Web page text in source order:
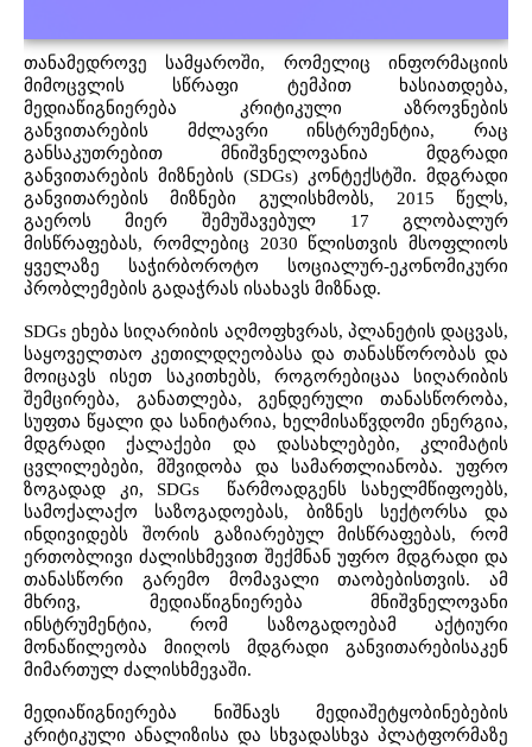
თანამედროვე სამყაროში, რომელიც ინფორმაციის
მიმოცვლის სწრაფი ტემპით ხასიათდება,
მედიაწიგნიერება კრიტიკული აზროვნების
განვითარების მძლავრი ინსტრუმენტია, რაც
განსაკუთრებით მნიშვნელოვანია მდგრადი
განვითარების მიზნების (SDGs) კონტექსტში. მდგრადი
განვითარების მიზნები გულისხმობს, 2015 წელს,
გაეროს მიერ შემუშავებულ 17 გლობალურ
მისწრაფებას, რომლებიც 2030 წლისთვის მსოფლიოს
ყველაზე საჭირბოროტო სოციალურ-ეკონომიკური
პრობლემების გადაჭრას ისახავს მიზნად.
SDGs ეხება სიღარიბის აღმოფხვრას, პლანეტის დაცვას,
საყოველთაო კეთილდღეობასა და თანასწორობას და
მოიცავს ისეთ საკითხებს,
როგორებიცაა სიღარიბის
შემცირება, განათლება, გენდერული თანასწორობა,
სუფთა წყალი და სანიტარია, ხელმისაწვდომი ენერგია,
მდგრადი ქალაქები და დასახლებები, კლიმატის
ცვლილებები, მშვიდობა და სამართლიანობა. უფრო
ზოგადად კი, SDGs წარმოადგენს სახელმწიფოებს,
სამოქალაქო საზოგადოებას, ბიზნეს სექტორსა და
ინდივიდებს შორის გაზიარებულ მისწრაფებას, რომ
ერთობლივი ძალისხმევით შექმნან უფრო მდგრადი და
თანასწორი გარემო მომავალი თაობებისთვის.ამ
მხრივ, მედიაწიგნიერება მნიშვნელოვანი
ინსტრუმენტია, რომ საზოგადოებამ აქტიური
მონაწილეობა მიიღოს მდგრადი განვითარებისაკენ
მიმართულ ძალისხმევაში.
მედიაწიგნიერება ნიშნავს მედიაშეტყობინებების
კრიტიკული ანალიზისა და სხვადასხვა პლატფორმაზე